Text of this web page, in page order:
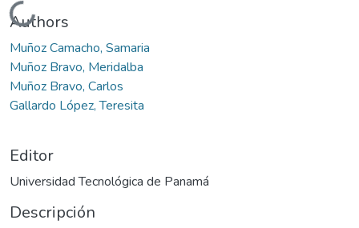
Cargando...
Authors
Muñoz Camacho, Samaria
Muñoz Bravo, Meridalba
Muñoz Bravo, Carlos
Gallardo López, Teresita
Editor
Universidad Tecnológica de Panamá
Descripción